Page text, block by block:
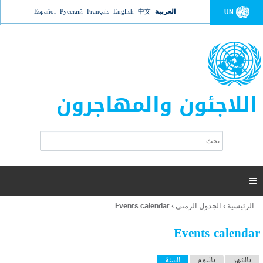
Jump to navigation UN العربية 中文
English
Français
Русский
Español
اللاجئون والمهاجرون
ت
ر
ل
ح
ب

أنت
هنا
الرئيسية › الجدول الزمني ›
Events calendar
Events calendar